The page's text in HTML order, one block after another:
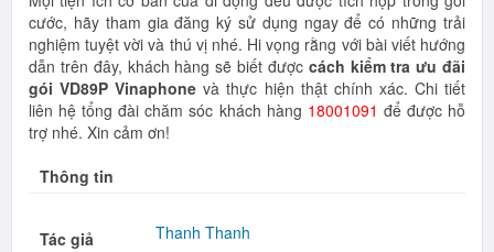
cước, hãy tham gia đăng ký sử dụng ngay để có những trải
nghiệm tuyệt vời và thú vị nhé. Hi vọng rằng với bài viết hướng
dẫn trên đây, khách hàng sẽ biết được cách kiểm tra ưu đãi
gói VD89P Vinaphone và thực hiện thật chính xác. Chi tiết
liên hệ tổng đài chăm sóc khách hàng 18001091 để được hỗ
trợ nhé. Xin cảm ơn!
Thông tin
Tác giả Thanh Thanh